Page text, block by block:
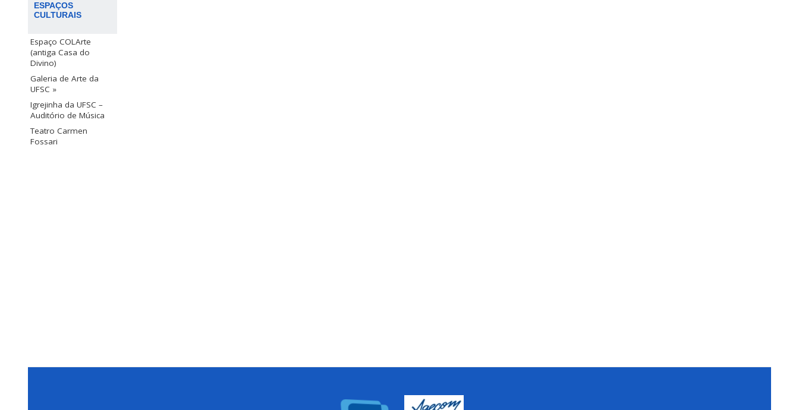
ESPAÇOS
CULTURAIS
Espaço COLArte
(antiga Casa do
Divino)
Galeria de Arte da
UFSC »
Igrejinha da UFSC –
Auditório de Música
Teatro Carmen
Fossari